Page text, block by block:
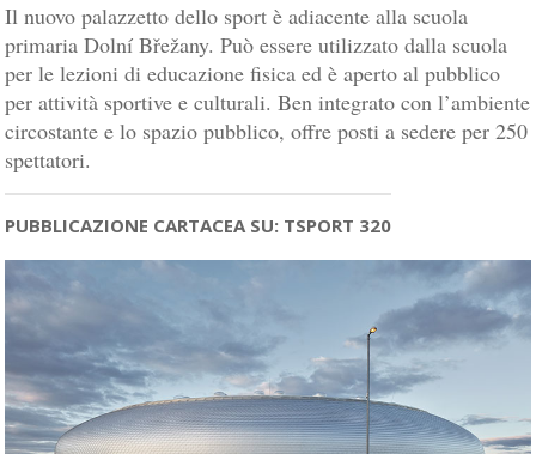
Il nuovo palazzetto dello sport è adiacente alla scuola
primaria Dolní Břežany. Può essere utilizzato dalla scuola
per le lezioni di educazione fisica ed è aperto al pubblico
per attività sportive e culturali. Ben integrato con l’ambiente
circostante e lo spazio pubblico, offre posti a sedere per 250
spettatori.
PUBBLICAZIONE CARTACEA SU: TSPORT 320